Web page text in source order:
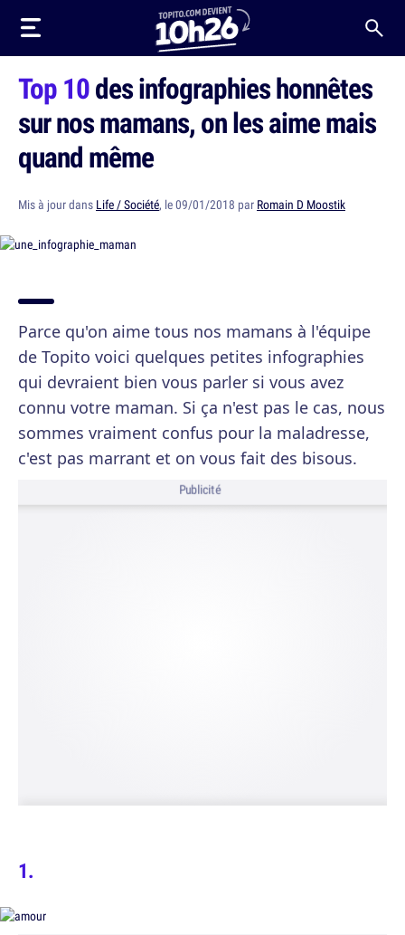
Top 10des infographies honnêtes
sur nos mamans, on les aime mais
quand même
Mis à jour dans Life / Société, le 09/01/2018 par Romain D Moostik
Parce qu'on aime tous nos mamans à l'équipe
de Topito voici quelques petites infographies
qui devraient bien vous parler si vous avez
connu votre maman. Si ça n'est pas le cas, nous
sommes vraiment confus pour la maladresse,
c'est pas marrant et on vous fait des bisous.
Publicité